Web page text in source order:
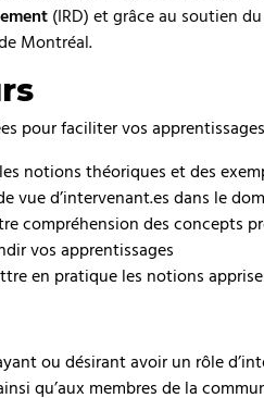
(IRD) et grâce au soutien du
Montréal.
pour faciliter vos
notions théoriques et des
vue d’intervenant.es dans le
compréhension des concepts
vos apprentissages
en pratique les notions
ou désirant avoir un rôle
qu’aux membres de la